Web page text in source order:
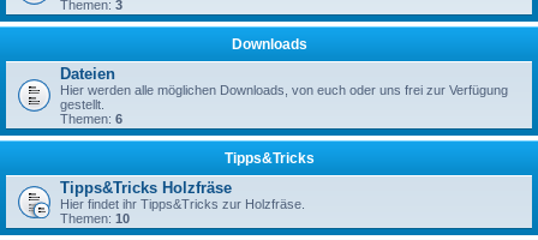
Themen: 3
Downloads
Dateien
Hier werden alle möglichen Downloads, von euch oder uns frei zur Verfügung
gestellt.
Themen: 6
Tipps&Tricks
Tipps&Tricks Holzfräse
Hier findet ihr Tipps&Tricks zur Holzfräse.
Themen: 10